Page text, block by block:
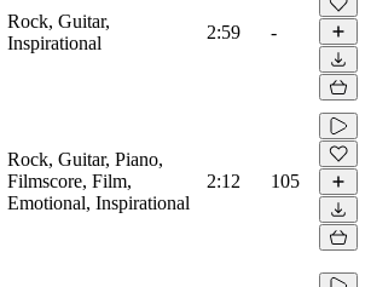
Rock, Guitar,
Inspirational
2:59 -
Rock, Guitar, Piano,
Filmscore, Film,
Emotional, Inspirational
2:12 105